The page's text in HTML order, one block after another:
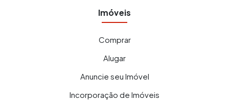
Imóveis
Comprar
Alugar
Anuncie seu Imóvel
Incorporação de Imóveis